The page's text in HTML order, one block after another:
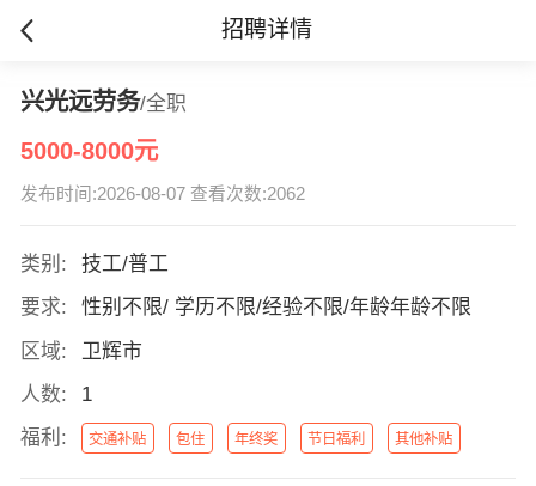
招聘详情
兴光远劳务/全职
5000-8000元
发布时间:2026-08-07 查看次数:2062
类别:
技工/普工
要求:
性别不限/ 学历不限/经验不限/年龄年龄不限
区域:
卫辉市
人数:
1
福利:
交通补贴 包住 年终奖 节日福利 其他补贴